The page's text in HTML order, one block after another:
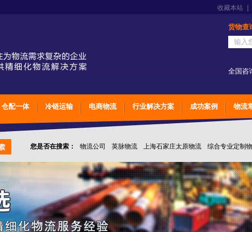
收藏本站
货物查
全国咨
仓配一体 冷链运输 电商物流 行业解决方案 成功案例 物流
您是否在搜索： 物流公司 英脉物流 上海石家庄太原物流 综合专业定制
仓储综合专业定制物流 上海石家庄太原综合专业定制物流